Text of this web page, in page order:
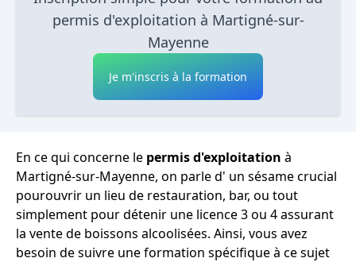
permis d'exploitation à Martigné-sur-
Mayenne
Je m'inscris à la formation
En ce qui concerne le permis d'exploitation à
Martigné-sur-Mayenne, on parle d' un sésame crucial
pourouvrir un lieu de restauration, bar, ou tout
simplement pour détenir une licence 3 ou 4 assurant
la vente de boissons alcoolisées. Ainsi, vous avez
besoin de suivre une formation spécifique à ce sujet